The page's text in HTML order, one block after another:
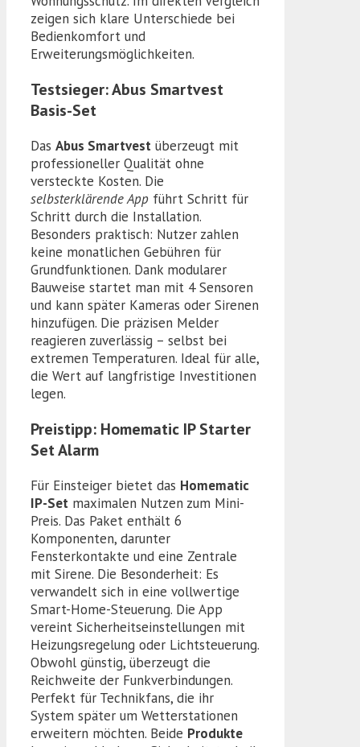
zeigen sich klare Unterschiede bei
Bedienkomfort und
Erweiterungsmöglichkeiten.
Testsieger: Abus Smartvest
Basis-Set
Das Abus Smartvest überzeugt mit
professioneller Qualität ohne
versteckte Kosten. Die
selbsterklärende App führt Schritt für
Schritt durch die Installation.
Besonders praktisch: Nutzer zahlen
keine monatlichen Gebühren für
Grundfunktionen. Dank modularer
Bauweise startet man mit 4 Sensoren
und kann später Kameras oder Sirenen
hinzufügen. Die präzisen Melder
reagieren zuverlässig – selbst bei
extremen Temperaturen. Ideal für alle,
die Wert auf langfristige Investitionen
legen.
Preistipp: Homematic IP Starter
Set Alarm
Für Einsteiger bietet das Homematic
IP-Set maximalen Nutzen zum Mini-
Preis. Das Paket enthält 6
Komponenten, darunter
Fensterkontakte und eine Zentrale
mit Sirene. Die Besonderheit: Es
verwandelt sich in eine vollwertige
Smart-Home-Steuerung. Die App
vereint Sicherheitseinstellungen mit
Heizungsregelung oder Lichtsteuerung.
Obwohl günstig, überzeugt die
Reichweite der Funkverbindungen.
Perfekt für Technikfans, die ihr
System später um Wetterstationen
erweitern möchten. Beide Produkte